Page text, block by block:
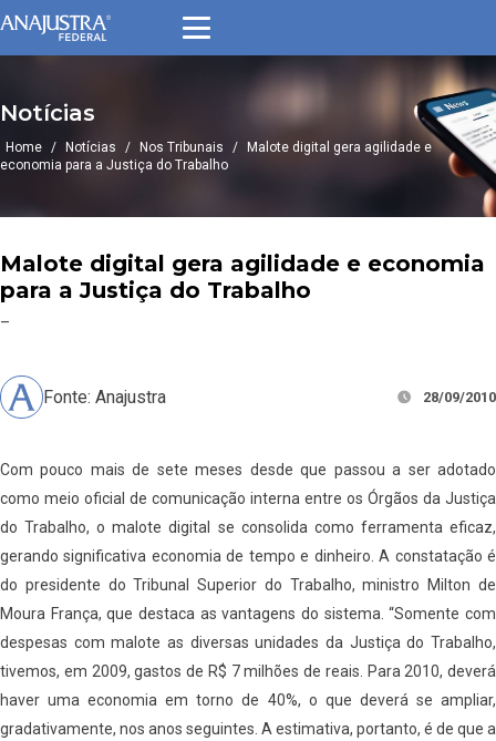
Notícias
Home / Notícias / Nos Tribunais /
Malote digital gera agilidade e
economia para a Justiça do Trabalho
Malote digital gera agilidade e economia
para a Justiça do Trabalho
–
Fonte: Anajustra 28/09/2010
Com pouco mais de sete meses desde que passou a ser adotado
como meio oficial de comunicação interna entre os Órgãos da Justiça
do Trabalho, o malote digital se consolida como ferramenta eficaz,
gerando significativa economia de tempo e dinheiro. A constatação é
do presidente do Tribunal Superior do Trabalho, ministro Milton de
Moura França, que destaca as vantagens do sistema. “Somente com
despesas com malote as diversas unidades da Justiça do Trabalho,
tivemos, em 2009, gastos de R$ 7 milhões de reais. Para 2010, deverá
haver uma economia em torno de 40%, o que deverá se ampliar,
gradativamente, nos anos seguintes. A estimativa, portanto, é de que a